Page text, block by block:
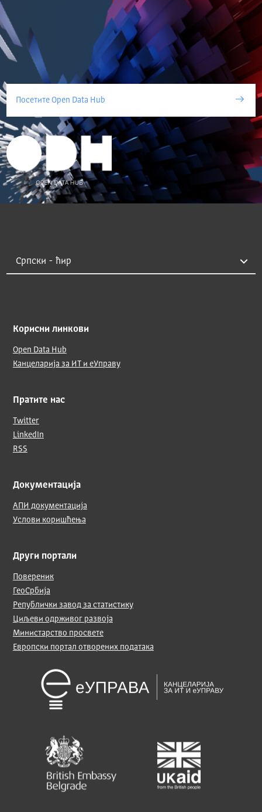
Посетите Open Data Hub
Корисни линкови
Open Data Hub
Канцеларија за ИТ и еУправу
Пратите нас
Twitter
LinkedIn
RSS
Документација
АПИ документација
Услови коришћења
Други портали
Повереник
ГеоСрбија
Републички завод за статистику
Циљеви одрживог развоја
Министарство просвете
Европски портал отворених података